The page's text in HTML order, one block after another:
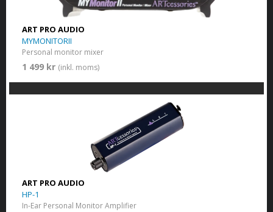
ART PRO AUDIO
MYMONITORII
Personal monitor mixer
1 499 kr (inkl. moms)
ART PRO AUDIO
HP-1
In-Ear Personal Monitor Amplifier